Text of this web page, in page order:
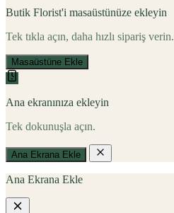
Butik Florist'i masaüstünüze ekleyin
Tek tıkla açın, daha hızlı sipariş verin.
Masaüstüne Ekle
Ana ekranınıza ekleyin
Tek dokunuşla açın.
Ana Ekrana Ekle
Ana Ekrana Ekle